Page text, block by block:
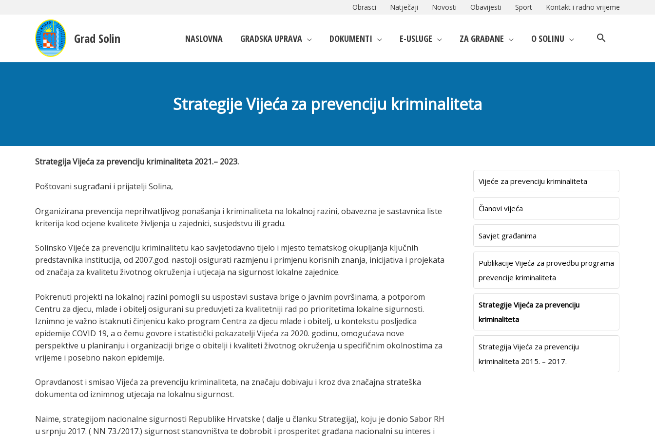
Obrasci Natječaji Novosti Obavijesti Sport Kontakt i radno vrijeme
Grad Solin NASLOVNA GRADSKA UPRAVA DOKUMENTI E-USLUGE ZA GRAĐANE O SOLINU
Strategije Vijeća za prevenciju kriminaliteta
Strategija Vijeća za prevenciju kriminaliteta 2021.– 2023.
Poštovani sugrađani i prijatelji Solina,
Organizirana prevencija neprihvatljivog ponašanja i kriminaliteta na lokalnoj razini, obavezna je sastavnica liste
kriterija kod ocjene kvalitete življenja u zajednici, susjedstvu ili gradu.
Solinsko Vijeće za prevenciju kriminalitetu kao savjetodavno tijelo i mjesto tematskog okupljanja ključnih
predstavnika institucija, od 2007.god. nastoji osigurati razmjenu i primjenu korisnih znanja, inicijativa i projekata
od značaja za kvalitetu životnog okruženja i utjecaja na sigurnost lokalne zajednice.
Pokrenuti projekti na lokalnoj razini pomogli su uspostavi sustava brige o javnim površinama, a potporom
Centru za djecu, mlade i obitelj osigurani su preduvjeti za kvalitetniji rad po prioritetima lokalne sigurnosti.
Iznimno je važno istaknuti činjenicu kako program Centra za djecu mlade i obitelj, u kontekstu posljedica
epidemije COVID 19, a o čemu govore i statistički pokazatelji Vijeća za 2020. godinu, omogućava nove
perspektive u planiranju i organizaciji brige o obitelji i kvaliteti životnog okruženja u specifičnim okolnostima za
vrijeme i posebno nakon epidemije.
Opravdanost i smisao Vijeća za prevenciju kriminaliteta, na značaju dobivaju i kroz dva značajna strateška
dokumenta od iznimnog utjecaja na lokalnu sigurnost.
Naime, strategijom nacionalne sigurnosti Republike Hrvatske ( dalje u članku Strategija), koju je donio Sabor RH
u srpnju 2017. ( NN 73./2017.) sigurnost stanovništva te dobrobit i prosperitet građana nacionalni su interes i
Vijeće za prevenciju kriminaliteta
Članovi vijeća
Savjet građanima
Publikacije Vijeća za provedbu programa
prevencije kriminaliteta
Strategije Vijeća za prevenciju
kriminaliteta
Strategija Vijeća za prevenciju
kriminaliteta 2015. – 2017.